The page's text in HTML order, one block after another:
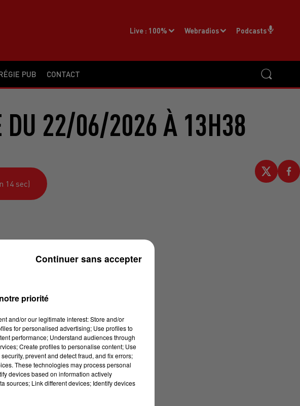
PUB CONTACT
Live : 100% Webradios Podcasts
DU 22/06/2026 À 13H38
14 sec)
priorité
and/or our legitimate interest: Store and/or
for personalised advertising; Use profiles to
performance; Understand audiences through
Create profiles to personalise content; Use
prevent and detect fraud, and fix errors;
These technologies may process personal
devices based on information actively
sources; Link different devices; Identify devices
Continuer sans accepter